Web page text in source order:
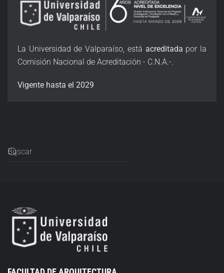
La Universidad de Valparaíso, está acreditada por la
Comisión Nacional de Acreditación - C.N.A.-.
Vigente hasta el 2029